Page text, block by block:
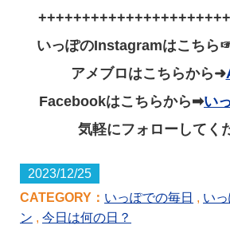
いっぽのInstagramはこちら
アメブロはこちらから➜
Facebookはこちらから➡い
気軽にフォローしてく
2023/12/25
CATEGORY： いっぽでの毎日 , い
ン , 今日は何の日？